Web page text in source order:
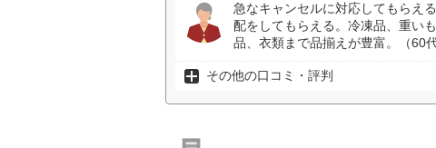
急なキャンセルに対応してもらえ
配をしてもらえる。冷凍品、重い
品、衣類まで品揃えが豊富。（60
その他の口コミ・評判